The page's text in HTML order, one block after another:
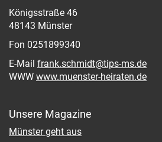
Königsstraße 46
48143 Münster
Fon 0251899340
E-Mail frank.schmidt@tips-ms.de
WWW www.muenster-heiraten.de
Unsere Magazine
Münster geht aus